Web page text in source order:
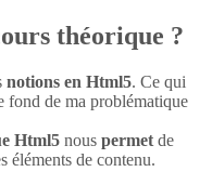
théorique ?
notions en Html5. Ce qui
fond de ma problématique
Html5 nous permet de
éléments de contenu.